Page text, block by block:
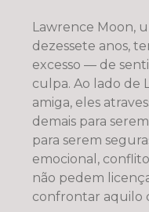
Lawrence Moon,
dezessete anos,
excesso — de
culpa. Ao lado de
amiga, eles
demais para
para serem
emocional,
não pedem
confrontar aquilo